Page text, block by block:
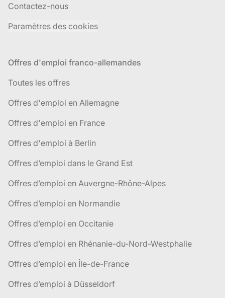
Contactez-nous
Paramètres des cookies
Offres d'emploi franco-allemandes
Toutes les offres
Offres d'emploi en Allemagne
Offres d'emploi en France
Offres d'emploi à Berlin
Offres d’emploi dans le Grand Est
Offres d’emploi en Auvergne-Rhône-Alpes
Offres d’emploi en Normandie
Offres d’emploi en Occitanie
Offres d’emploi en Rhénanie-du-Nord-Westphalie
Offres d’emploi en Île-de-France
Offres d’emploi à Düsseldorf